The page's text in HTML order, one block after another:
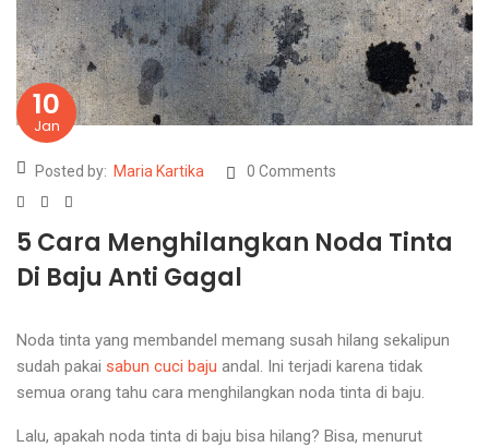
10
Jan
Posted by: Maria Kartika 0 Comments
5 Cara Menghilangkan Noda Tinta
Di Baju Anti Gagal
Noda tinta yang membandel memang susah hilang sekalipun
sudah pakai sabun cuci baju andal. Ini terjadi karena tidak
semua orang tahu cara menghilangkan noda tinta di baju.
Lalu, apakah noda tinta di baju bisa hilang? Bisa, menurut